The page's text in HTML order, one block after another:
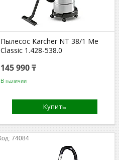
Пылесос Karcher NT 38/1 Me
Classic 1.428-538.0
145 990 ₸
В наличии
Купить
74084